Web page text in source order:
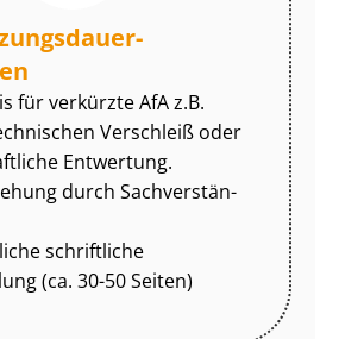
für verkürzte AfA z.B.
Verschleiß oder
Entwertung.
durch Sach­ver­stän­
schriftliche
(ca. 30-50 Seiten)